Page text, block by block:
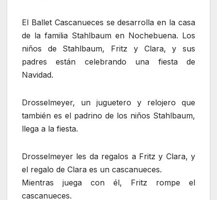
El Ballet Cascanueces se desarrolla en la casa
de la familia Stahlbaum en Nochebuena. Los
niños de Stahlbaum, Fritz y Clara, y sus
padres están celebrando una fiesta de
Navidad.
Drosselmeyer, un juguetero y relojero que
también es el padrino de los niños Stahlbaum,
llega a la fiesta.
Drosselmeyer les da regalos a Fritz y Clara, y
el regalo de Clara es un cascanueces.
Mientras juega con él, Fritz rompe el
cascanueces.